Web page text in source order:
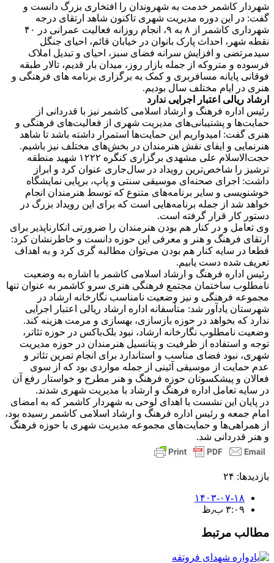
شهردار کاشمر خدمت به شهروندان را افتخاری بزرگ دانست و
گفت: در این دوره مدیریت شهری تاکنون شاهد ارتقای درجه
شهرداری کاشمر از ۸ به ۹، انجام روزانه فعالیت عمرانی در ۴۰
نقطه شهر، احداث پارک بانوان در خیابان قائم، احیای جنگل
سیدمرتضی و افزایش سرانه فضای سبز، احیای و تبدیل املاک
فرسوده و متروکه از جمله بازار روز، میدان بار قدیم، تالار طبقه
فوقانی پایانه مسافربری و کمک به برگزاری برنامه های فرهنگی و
هنری در ایام مختلف سال بودیم.
ارشاد ریالی اعتبار اجرایی ندارد
رئیس اداره فرهنگ و ارشاد اسلامی کاشمر نیز با قدردانی از
حمایت‌ها و پشتیبانی‌های مدیریت شهری از فعالیت‌های فرهنگی و
هنری گفت: امیدواریم این حمایت‌ها استمرار داشته باشد تا شاهد
هنرنمایی و ایفای نقش هنرمندان در بخش‌های مختلف نیز باشیم.
حجت‌الاسلام علی مشهدی برگزاری کنگره ۱۲۲۲ شهید منطقه
ترشیز را شاخص‌ترین رویداد در سال‌جاری عنوان کرد و ابراز
داشت: اجرای صحنه‌ای موسیقی سنتی و پاپ، برپایی نمایشگاه
خوشنویسی و سایر برنامه‌های متنوع که توسط هنرمندان انجام
خواهد شد از جمله برنامه‌هایی است که برای این رویداد بزرگ در
دستور کار قرار گرفته است.
وی تعامل و در کنار هم بودن هنرمندان را ضرورتی انکارناپذیر برای
ارتقای فرهنگ و هنر و معرفی این حوزه دانست و خاطرنشان کرد:
قطعا در سایه کنار هم بودن می‌توان مطالبه گری کرد و به اهداف
تعریف شده دست یابیم.
رئیس اداره فرهنگ و ارشاد اسلامی کاشمر با اشاره به وضعیت
نامطلوب ساختمان مجتمع فرهنگی هنری سرو کاشمر به عنوان تنها
مجموعه فرهنگی و نیز وضعیت نامناسب نگارخانه ارشاد در
شهرستان یادآور شد: متأسفانه اداره ارشاد ریالی اعتبار اجرایی
ندارد که بخواهد در حوزه بازسازی، بهسازی و مرمت هزینه کند.
وضعیت نامطلوب نگارخانه ارشاد، نبود بلک‌باکس در حوزه تئاتر،
توجه و استفاده از ظرفیت و پتانسیل هنرمندان در حوزه مدیریت
شهری، نبود فضای مناسب و استاندارد برای انجام تمرین تئاتر و
عدم حمایت از موسیقی آئینی از جمله مواردی بود که از سوی
فعالان و پیشکسوتان حوزه فرهنگ و هنر مطرح و خواستار رفع آن
در سایه تعامل اداره فرهنگ و ارشاد با مدیریت شهری شدند.
در پایان این نشست با اهدای لوحی به شهردار کاشمر که به امضای
امام جمعه و رئیس اداره فرهنگ و ارشاد اسلامی کاشمر رسیده بود،
از همراهی‌ها و حمایت‌های مجموعه مدیریت شهری با حوزه فرهنگ
و هنر قدردانی شد.
بازدیدها: ۲۴
۱۴۰۳-۰۷-۱۸
۳:۰۹ ب٫ظ
مطالب مرتبط